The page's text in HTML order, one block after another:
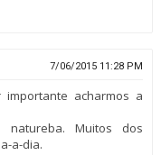
7/06/2015 11:28 PM
acharmos a
Muitos dos
a-dia.